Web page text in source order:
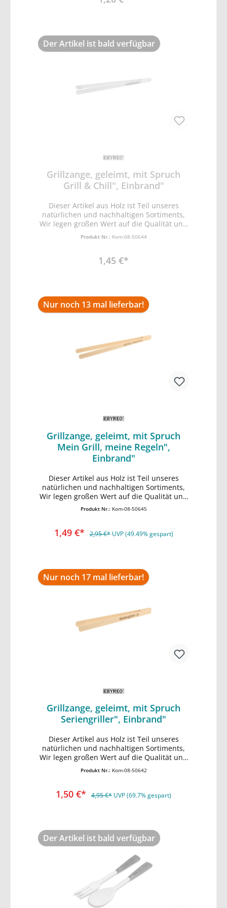
Der Artikel ist bald verfügbar
Grillzange, geleimt, mit Spruch
Grill & Chill", Einbrand"
Dieser Artikel aus Holz ist Teil unseres
natürlichen und nachhaltigen Sortiments,
Wir legen großen Wert auf die Qualität und
Verarbeitung unserer Holzwaren,
Produkt Nr.: Kom-08-50644
1,45 €*
Nur noch 13 mal lieferbar!
Grillzange, geleimt, mit Spruch
Mein Grill, meine Regeln",
Einbrand"
Dieser Artikel aus Holz ist Teil unseres
natürlichen und nachhaltigen Sortiments,
Wir legen großen Wert auf die Qualität und
Verarbeitung unserer Holzwaren,
Produkt Nr.: Kom-08-50645
1,49 €* 2,95 €* UVP (49.49% gespart)
In den Warenkorb
Nur noch 17 mal lieferbar!
Grillzange, geleimt, mit Spruch
Seriengriller", Einbrand"
Dieser Artikel aus Holz ist Teil unseres
natürlichen und nachhaltigen Sortiments,
Wir legen großen Wert auf die Qualität und
Verarbeitung unserer Holzwaren,
Produkt Nr.: Kom-08-50642
1,50 €* 4,95 €* UVP (69.7% gespart)
In den Warenkorb
Der Artikel ist bald verfügbar